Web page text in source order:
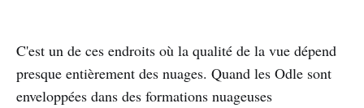
C'est un de ces endroits où la qualité de la vue dépend
presque entièrement des nuages. Quand les Odle sont
enveloppées dans des formations nuageuses